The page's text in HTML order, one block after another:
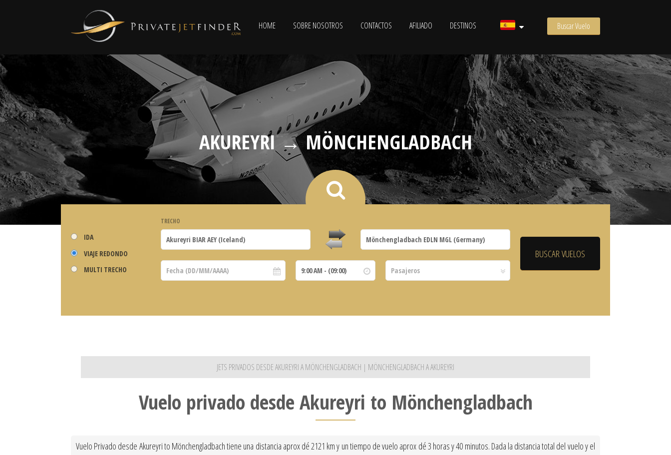
HOME SOBRE NOSOTROS CONTACTOS AFILIADO DESTINOS Buscar Vuelo
AKUREYRI → MÖNCHENGLADBACH
IDA
VIAJE REDONDO
MULTI TRECHO
TRECHO
JETS PRIVADOS DESDE AKUREYRI A MÖNCHENGLADBACH | MÖNCHENGLADBACH A AKUREYRI
Vuelo privado desde Akureyri to Mönchengladbach
Vuelo Privado desde Akureyri to Mönchengladbach tiene una distancia aprox dé 2121 km y un tiempo de vuelo aprox dé 3 horas y 40 minutos. Dada la distancia total del vuelo y el